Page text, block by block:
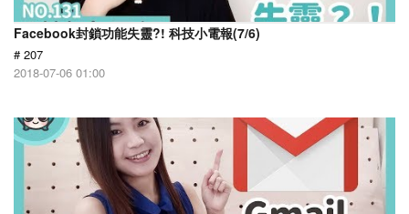
Facebook封鎖功能失靈?! 科技小電報(7/6)
# 207
2018-07-06 01:00